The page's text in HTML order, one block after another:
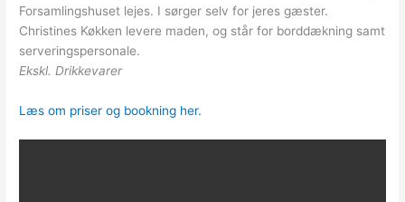
Forsamlingshuset lejes. I sørger selv for jeres gæster.
Christines Køkken levere maden, og står for borddækning samt
serveringspersonale.
Ekskl. Drikkevarer
Læs om priser og bookning her.